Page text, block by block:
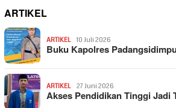
ARTIKEL
ARTIKEL 10 Juli 2026
Buku Kapolres
ARTIKEL 27 Juni 2026
Akses Pendidikan Tinggi Jadi